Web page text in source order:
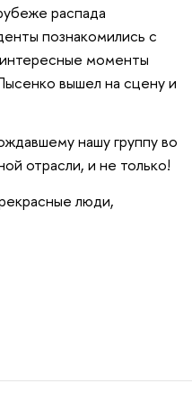
распада
познакомились с
моменты
вышел на сцену и
нашу группу во
отрасли, и не только!
люди,